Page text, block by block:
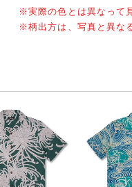
※実際の色とは異なって
※柄出方は、写真と異な